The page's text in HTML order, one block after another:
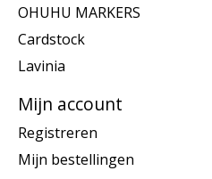
OHUHU MARKERS
Cardstock
Lavinia
Mijn account
Registreren
Mijn bestellingen